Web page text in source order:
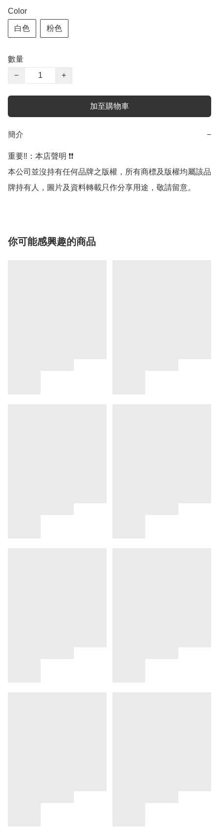
Color
白色 粉色
數量
−
+
加至購物車
簡介 −
重要‼️：本店聲明 ❗️❗️
本公司並沒持有任何品牌之版權，所有商標及版權均屬該品
牌持有人，圖片及資料轉載只作分享用途，敬請留意。
你可能感興趣的商品